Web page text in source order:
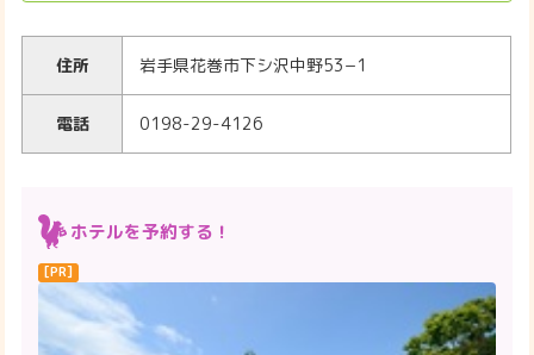
住所 岩手県花巻市下シ沢中野53−1
電話 0198-29-4126
ホテルを予約する！